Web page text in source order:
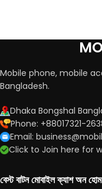
Mobile phone, mobile
Bangladesh.
Dhaka Bongshal
Phone: +88017321-
Email:
Click to Join here for
বেস্ট বাটন মোবাইল ক্যাশ অন হোম